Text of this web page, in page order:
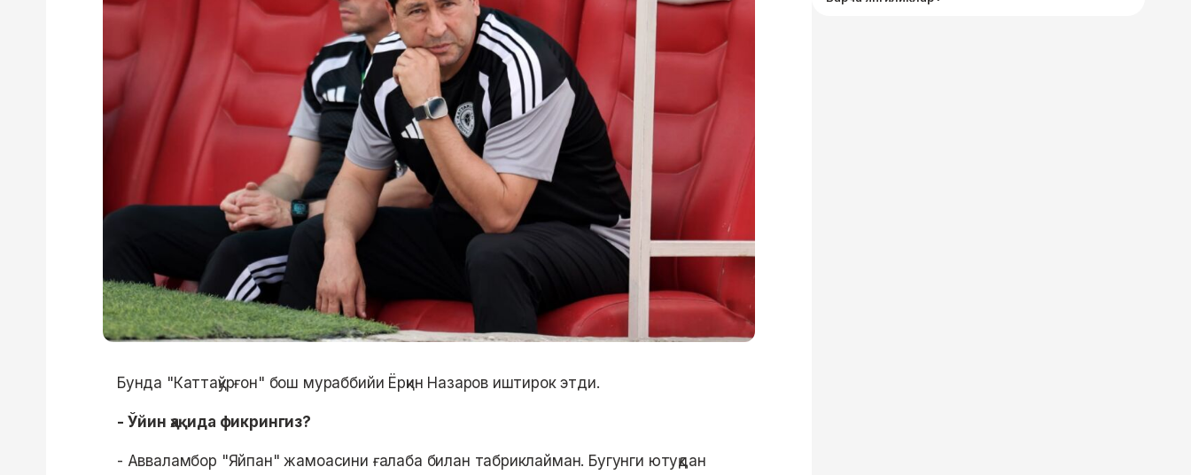
Бунда "Каттақўрғон" бош мураббийи Ёрқин Назаров иштирок этди.
- Ўйин ҳақида фикрингиз?
- Авваламбор "Яйпан" жамоасини ғалаба билан табриклайман. Бугунги ютуқдан